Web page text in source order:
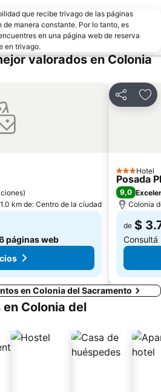
que recibe trivago de las páginas
manera constante. Por lo tanto, es
en una página web de reserva
en trivago.
valorados en Colonia
)
km de: Centro de la ciudad
páginas web
Compartir
3 Estrellas
Hotel
Posada
9,0
Colonia
de $
en Colonia del Sacramento
Colonia del